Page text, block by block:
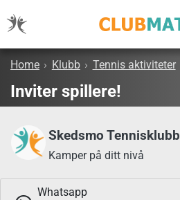
Home › Klubb › Tennis aktiviteter
Inviter spillere!
Skedsmo Tennisklubb
Kamper på ditt nivå
Whatsapp